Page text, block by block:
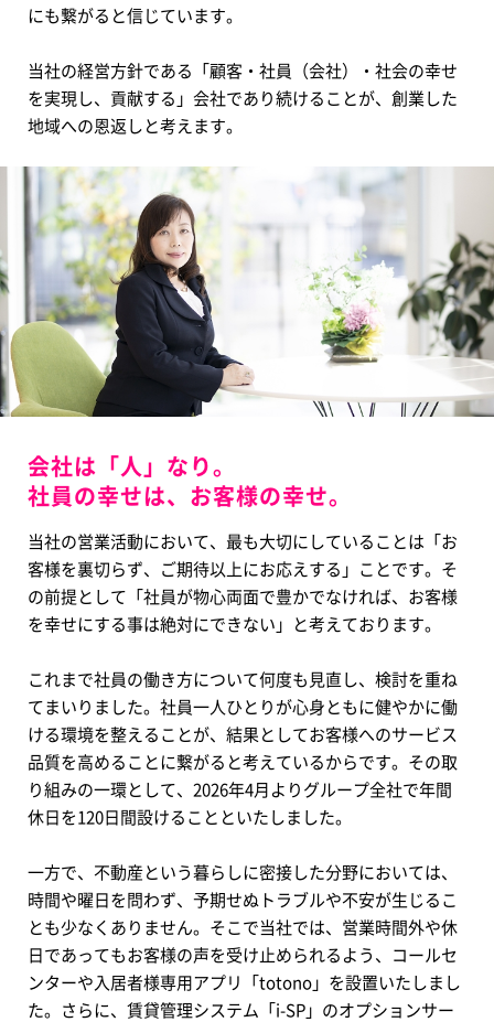
にも繋がると信じています。
当社の経営方針である「顧客・社員（会社）・社会の幸せ
を実現し、貢献する」会社であり続けることが、創業した
地域への恩返しと考えます。
会社は「人」なり。
社員の幸せは、お客様の幸せ。
当社の営業活動において、最も大切にしていることは「お
客様を裏切らず、ご期待以上にお応えする」ことです。そ
の前提として「社員が物心両面で豊かでなければ、お客様
を幸せにする事は絶対にできない」と考えております。
これまで社員の働き方について何度も見直し、検討を重ね
てまいりました。社員一人ひとりが心身ともに健やかに働
ける環境を整えることが、結果としてお客様へのサービス
品質を高めることに繋がると考えているからです。その取
り組みの一環として、2026年4月よりグループ全社で年間
休日を120日間設けることといたしました。
一方で、不動産という暮らしに密接した分野においては、
時間や曜日を問わず、予期せぬトラブルや不安が生じるこ
とも少なくありません。そこで当社では、営業時間外や休
日であってもお客様の声を受け止められるよう、コールセ
ンターや入居者様専用アプリ「totono」を設置いたしまし
た。さらに、賃貸管理システム「i-SP」のオプションサー